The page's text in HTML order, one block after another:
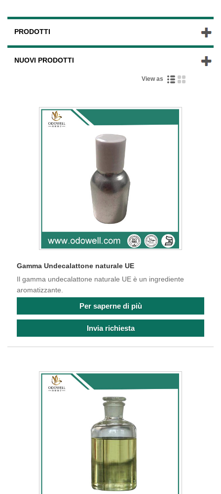
PRODOTTI
NUOVI PRODOTTI
View as
Gamma Undecalattone naturale UE
Il gamma undecalattone naturale UE è un ingrediente
aromatizzante.
Per saperne di più
Invia richiesta